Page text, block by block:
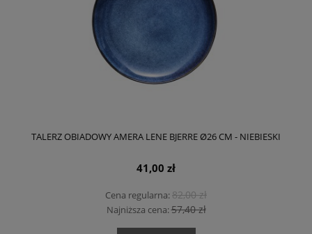
TALERZ OBIADOWY AMERA LENE BJERRE Ø26 CM - NIEBIESKI
41,00 zł
Cena regularna:82,00 zł
Najniższa cena:57,40 zł